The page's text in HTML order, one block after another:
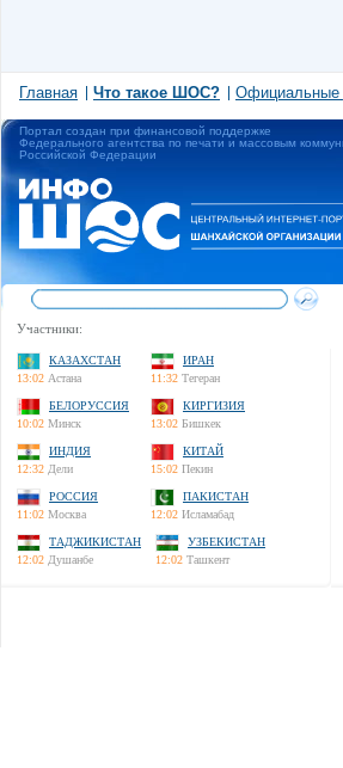
Главная Что такое ШОС? Официальные
Портал создан при финансовой поддержке
Федерального агентства по печати и массовым
Российской Федерации
Участники:
КАЗАХСТАН
13:02 Астана
ИРАН
11:32 Тегеран
БЕЛОРУССИЯ
10:02 Минск
КИРГИЗИЯ
13:02 Бишкек
ИНДИЯ
12:32 Дели
КИТАЙ
15:02 Пекин
РОССИЯ
11:02 Москва
ПАКИСТАН
12:02 Исламабад
ТАДЖИКИСТАН
12:02 Душанбе
УЗБЕКИСТАН
12:02 Ташкент